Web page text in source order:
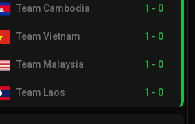
Team Cambodia 1 - 0
Team Vietnam 1 - 0
Team Malaysia 1 - 0
Team Laos 1 - 0